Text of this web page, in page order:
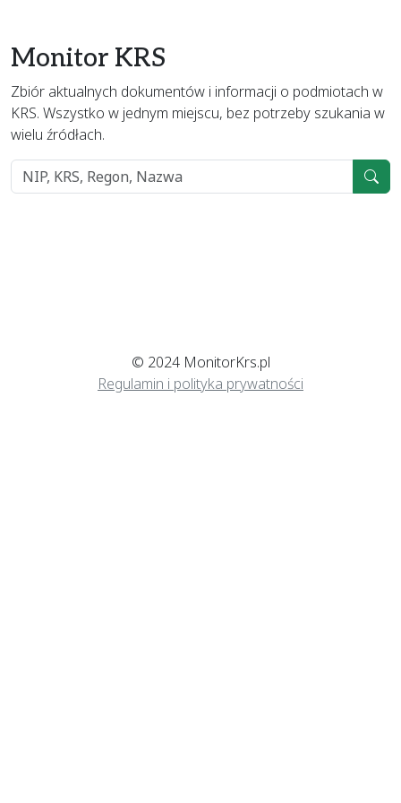
Monitor KRS
Zbiór aktualnych dokumentów i informacji o podmiotach w
KRS. Wszystko w jednym miejscu, bez potrzeby szukania w
wielu źródłach.
© 2024 MonitorKrs.pl
Regulamin i polityka prywatności